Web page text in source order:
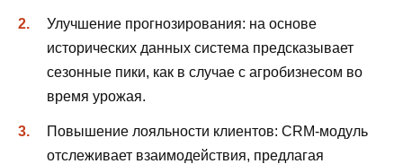
Улучшение прогнозирования: на основе
исторических данных система предсказывает
сезонные пики, как в случае с агробизнесом во
время урожая.
Повышение лояльности клиентов: CRM-модуль
отслеживает взаимодействия, предлагая